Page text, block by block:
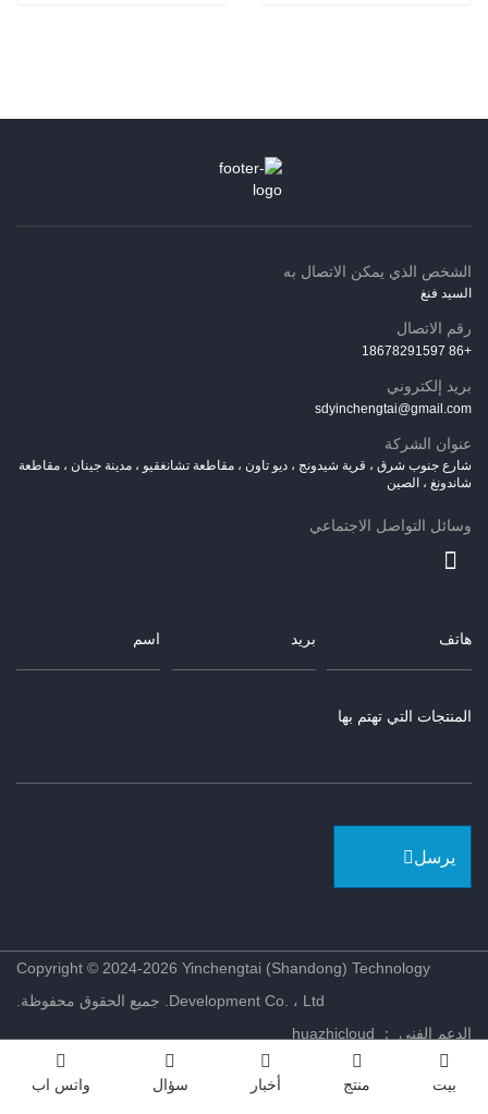
الشخص الذي يمكن الاتصال به
السيد فنغ
رقم الاتصال
+86 18678291597
بريد إلكتروني
sdyinchengtai@gmail.com
عنوان الشركة
شارع جنوب شرق ، قرية شيدونج ، ديو تاون ، مقاطعة تشانغقيو ، مدينة جينان ، مقاطعة
شاندونغ ، الصين
وسائل التواصل الاجتماعي
يرسل
Copyright © 2024-2026 Yinchengtai (Shandong) Technology
Development Co. ، Ltd. جميع الحقوق محفوظة.
الدعم الفني ： huazhicloud
بيت منتج أخبار سؤال واتس اب